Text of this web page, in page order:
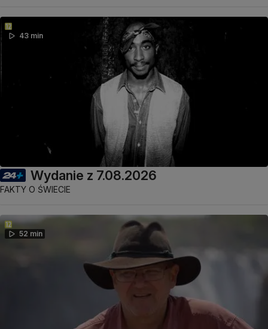
43 min
Wydanie z 7.08.2026
FAKTY O ŚWIECIE
52 min